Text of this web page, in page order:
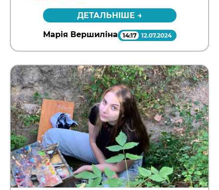
ДЕТАЛЬНІШЕ →
Марія Вершиліна 14:17 12.07.2024